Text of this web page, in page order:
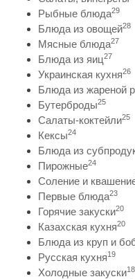
Рыбные блюда29
Блюда из овощей28
Мясные блюда27
Блюда из яиц27
Украинская кухня26
Блюда из жареной
Бутерброды25
Салаты-коктейли25
Кексы24
Блюда из
Пирожные24
Соление и
Первые блюда23
Горячие закуски20
Казахская кухня20
Блюда из круп и
Русская кухня19
Холодные закуски18